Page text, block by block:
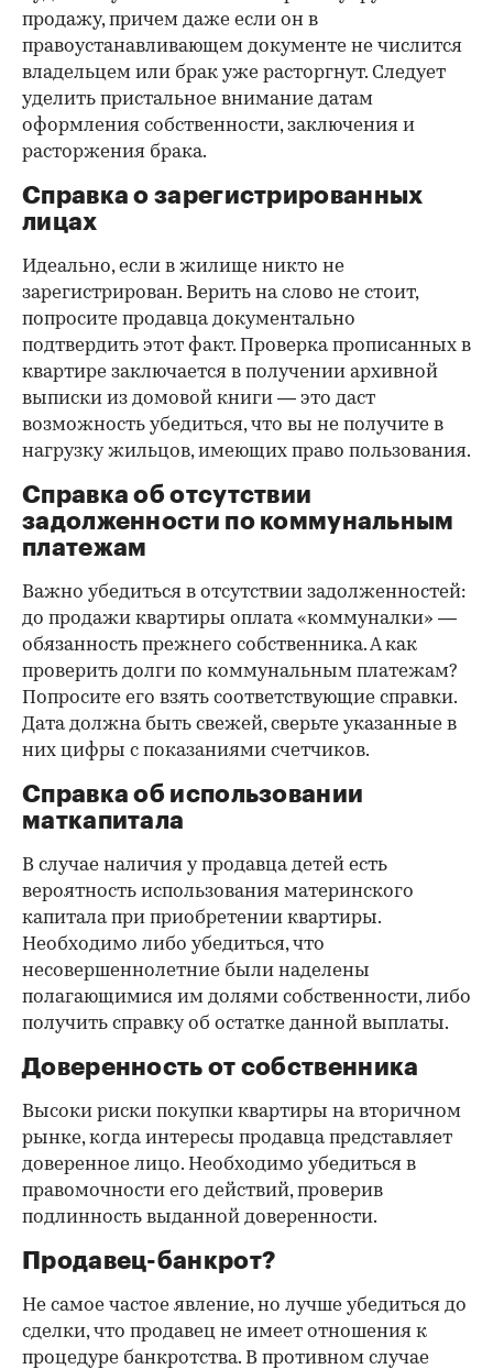
продажу, причем даже если он в
правоустанавливающем документе не числится
владельцем или брак уже расторгнут. Следует
уделить пристальное внимание датам
оформления собственности, заключения и
расторжения брака.
Справка о зарегистрированных
лицах
Идеально, если в жилище никто не
зарегистрирован. Верить на слово не стоит,
попросите продавца документально
подтвердить этот факт. Проверка прописанных в
квартире заключается в получении архивной
выписки из домовой книги — это даст
возможность убедиться, что вы не получите в
нагрузку жильцов, имеющих право пользования.
Справка об отсутствии
задолженности по коммунальным
платежам
Важно убедиться в отсутствии задолженностей:
до продажи квартиры оплата «коммуналки» —
обязанность прежнего собственника. А как
проверить долги по коммунальным платежам?
Попросите его взять соответствующие справки.
Дата должна быть свежей, сверьте указанные в
них цифры с показаниями счетчиков.
Справка об использовании
маткапитала
В случае наличия у продавца детей есть
вероятность использования материнского
капитала при приобретении квартиры.
Необходимо либо убедиться, что
несовершеннолетние были наделены
полагающимися им долями собственности, либо
получить справку об остатке данной выплаты.
Доверенность от собственника
Высоки риски покупки квартиры на вторичном
рынке, когда интересы продавца представляет
доверенное лицо. Необходимо убедиться в
правомочности его действий, проверив
подлинность выданной доверенности.
Продавец-банкрот?
Не самое частое явление, но лучше убедиться до
сделки, что продавец не имеет отношения к
процедуре банкротства. В противном случае